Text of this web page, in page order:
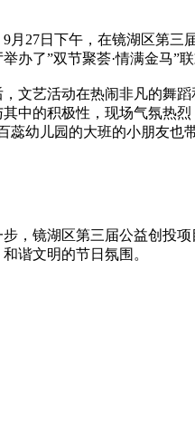
月27日下午，在镜湖区第三
了”双节聚荟·情满金马”联
文艺活动在热闹非凡的舞蹈
中的积极性，现场气氛热烈
蕊幼儿园的大班的小朋友也
，镜湖区第三届公益创投项
谐文明的节日氛围。